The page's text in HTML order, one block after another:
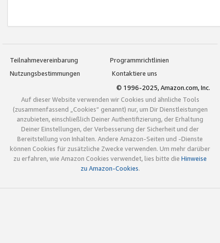
Teilnahmevereinbarung
Programmrichtlinien
Nutzungsbestimmungen
Kontaktiere uns
© 1996-2025, Amazon.com, Inc.
Auf dieser Website verwenden wir Cookies und ähnliche Tools
(zusammenfassend „Cookies“ genannt) nur, um Dir Dienstleistungen
anzubieten, einschließlich Deiner Authentifizierung, der Erhaltung
Deiner Einstellungen, der Verbesserung der Sicherheit und der
Bereitstellung von Inhalten. Andere Amazon-Seiten und -Dienste
können Cookies für zusätzliche Zwecke verwenden. Um mehr darüber
zu erfahren, wie Amazon Cookies verwendet, lies bitte die Hinweise
zu Amazon-Cookies.